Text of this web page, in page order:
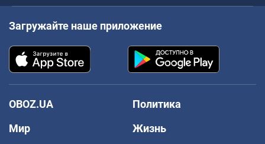
Загружайте наше приложение
OBOZ.UA
Политика
Мир
Жизнь